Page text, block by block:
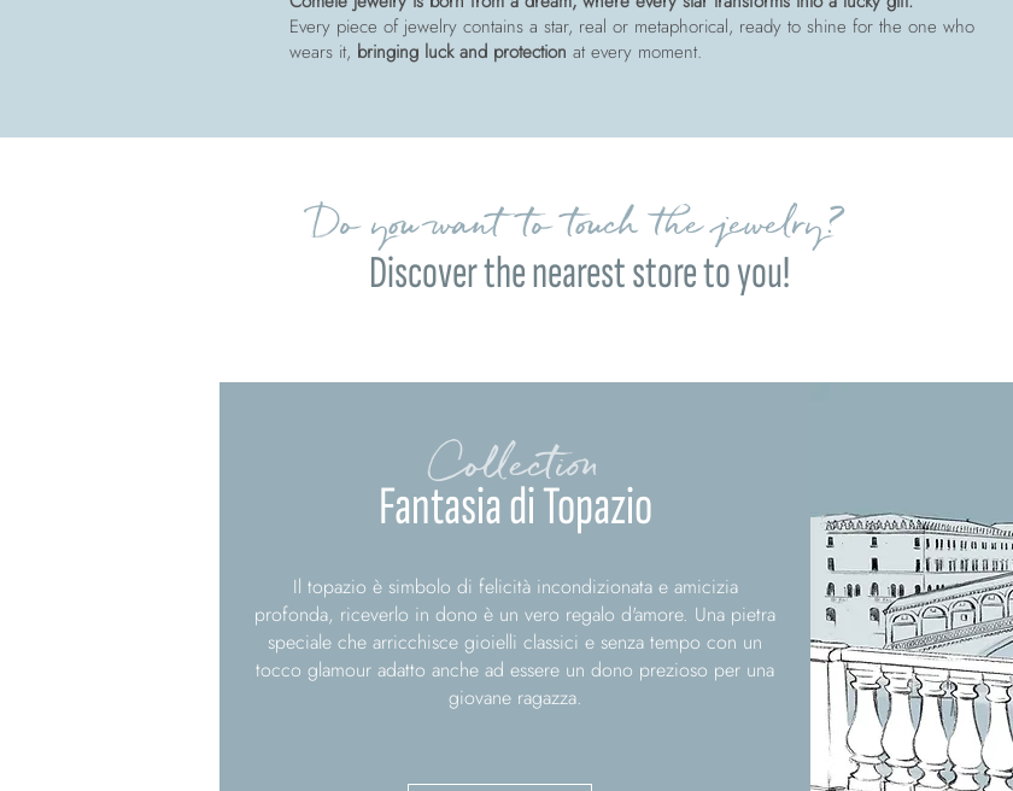
Every piece of jewelry contains a star, real or metaphorical, ready to shine for the one who
wears it, bringing luck and protection at every moment.
Do you want to touch the jewelry?
Discover the nearest store to you!
Fantasia di Topazio
Collection
Il topazio è simbolo di felicità incondizionata e amicizia
profonda, riceverlo in dono è un vero regalo d'amore. Una pietra
speciale che arricchisce gioielli classici e senza tempo con un
tocco glamour adatto anche ad essere un dono prezioso per una
giovane ragazza.